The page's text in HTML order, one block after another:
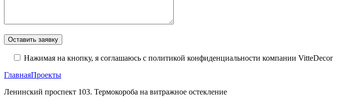
Оставить заявку
Нажимая на кнопку, я соглашаюсь с политикой конфиденциальности компании VitteDecor
ГлавнаяПроекты
Ленинский проспект 103. Термокороба на витражное остекление